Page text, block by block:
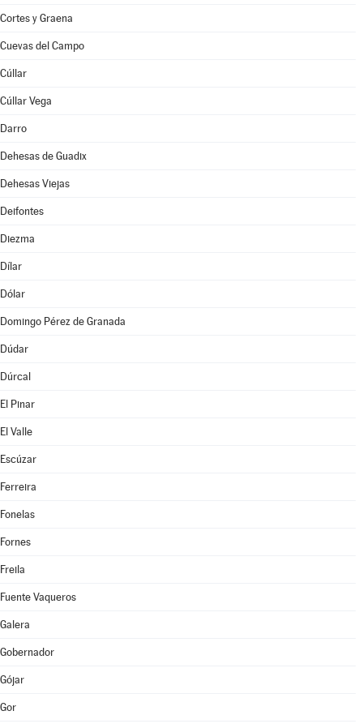
Cortes y Graena
Cuevas del Campo
Cúllar
Cúllar Vega
Darro
Dehesas de Guadix
Dehesas Viejas
Deifontes
Diezma
Dílar
Dólar
Domingo Pérez de Granada
Dúdar
Dúrcal
El Pinar
El Valle
Escúzar
Ferreira
Fonelas
Fornes
Freila
Fuente Vaqueros
Galera
Gobernador
Gójar
Gor